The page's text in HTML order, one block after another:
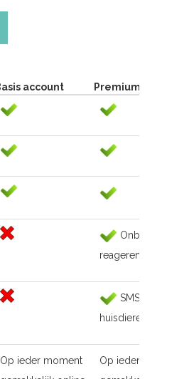
account
Premium account
Onbeperkt
reageren
SMS naar de
huisdierenoppas
Op ieder moment
Op ieder moment